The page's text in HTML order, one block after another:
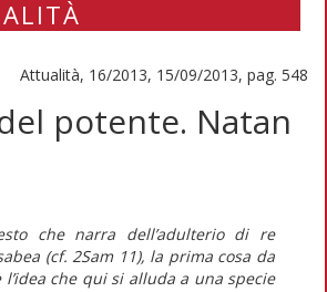
Attualità, 16/2013, 15/09/2013, pag. 548
potente. Natan
che narra dell’adulterio di re
(cf. 2Sam 11), la prima cosa da
l’idea che qui si alluda a una specie